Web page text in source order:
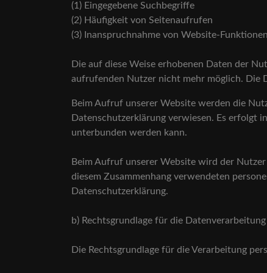
(1) Eingegebene Suchbegriffe
(2) Häufigkeit von Seitenaufrufen
(3) Inanspruchnahme von Website-Funktionen
Die auf diese Weise erhobenen Daten der
aufrufenden Nutzer nicht mehr möglich. Die
Beim Aufruf unserer Website werden die
Datenschutzerklärung verwiesen. Es erfolgt
unterbunden werden kann.
Beim Aufruf unserer Website wird der
diesem Zusammenhang verwendeten
Datenschutzerklärung.
b) Rechtsgrundlage für die Datenverarbeitung
Die Rechtsgrundlage für die Verarbeitung